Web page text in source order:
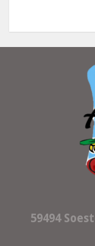
59494